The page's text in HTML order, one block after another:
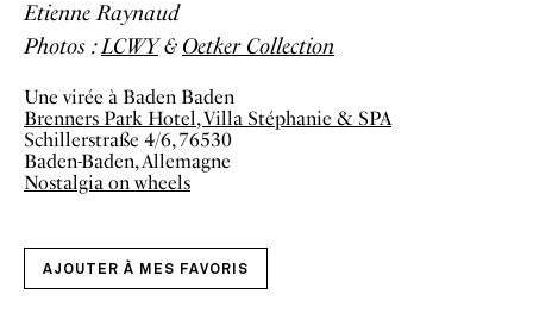
Etienne Raynaud
Photos :LCWY& Oetker Collection
Une virée à Baden Baden
Brenners Park Hotel, Villa Stéphanie & SPA
Schillerstraße 4/6, 76530
Baden-Baden, Allemagne
Nostalgia on wheels
AJOUTER À MES FAVORIS